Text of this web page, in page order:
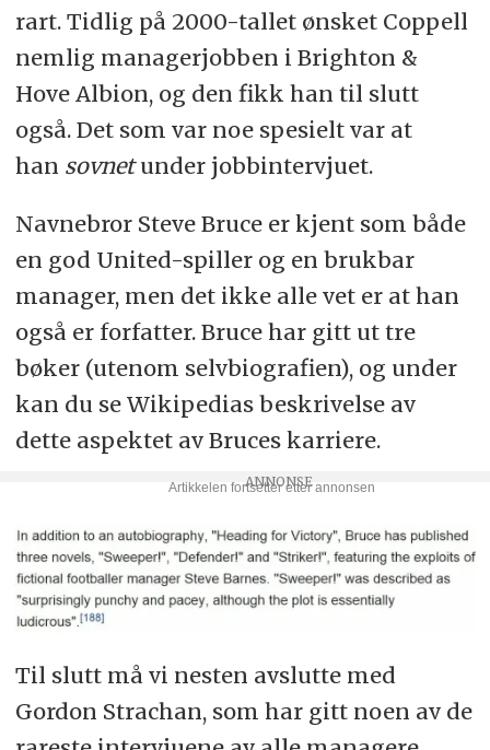
rart. Tidlig på 2000-tallet ønsket Coppell
nemlig managerjobben i Brighton &
Hove Albion, og den fikk han til slutt
også. Det som var noe spesielt var at
han sovnetunder jobbintervjuet.
Navnebror Steve Bruce er kjent som både
en god United-spiller og en brukbar
manager, men det ikke alle vet er at han
også er forfatter. Bruce har gitt ut tre
bøker (utenom selvbiografien), og under
kan du se Wikipedias beskrivelse av
dette aspektet av Bruces karriere.
Til slutt må vi nesten avslutte med
Gordon Strachan, som har gitt noen av de